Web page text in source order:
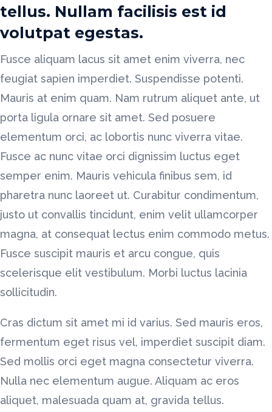
tellus. Nullam facilisis est id
volutpat egestas.
Fusce aliquam lacus sit amet enim viverra, nec
feugiat sapien imperdiet. Suspendisse potenti.
Mauris at enim quam. Nam rutrum aliquet ante, ut
porta ligula ornare sit amet. Sed posuere
elementum orci, ac lobortis nunc viverra vitae.
Fusce ac nunc vitae orci dignissim luctus eget
semper enim. Mauris vehicula finibus sem, id
pharetra nunc laoreet ut. Curabitur condimentum,
justo ut convallis tincidunt, enim velit ullamcorper
magna, at consequat lectus enim commodo metus.
Fusce suscipit mauris et arcu congue, quis
scelerisque elit vestibulum. Morbi luctus lacinia
sollicitudin.
Cras dictum sit amet mi id varius. Sed mauris eros,
fermentum eget risus vel, imperdiet suscipit diam.
Sed mollis orci eget magna consectetur viverra.
Nulla nec elementum augue. Aliquam ac eros
aliquet, malesuada quam at, gravida tellus.